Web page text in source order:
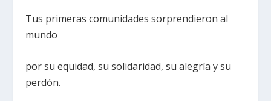
Tus primeras comunidades sorprendieron al
mundo
por su equidad, su solidaridad, su alegría y su
perdón.